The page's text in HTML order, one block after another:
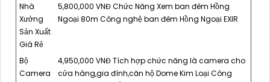
Nhà
Xưởng
Sản Xuất
Giá Rẻ
5,800,000 VNĐ Chức Năng Xem ban đêm Hồng
Ngoại 80m Công nghệ ban đêm Hồng Ngoại EXIR
Bộ
Camera
4,950,000 VNĐ Tích hợp chức năng là camera cho
cửa hàng,gia đình,căn hộ Dome Kim Loại Công